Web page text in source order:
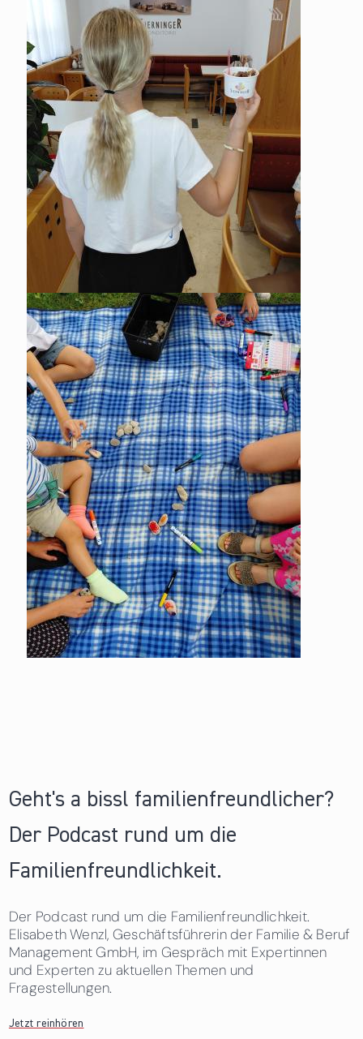
Geht's a bissl familienfreundlicher?
Der Podcast rund um die
Familienfreundlichkeit.
Der Podcast rund um die Familienfreundlichkeit.
Elisabeth Wenzl, Geschäftsführerin der Familie & Beruf
Management GmbH, im Gespräch mit Expertinnen
und Experten zu aktuellen Themen und
Fragestellungen.
Jetzt reinhören